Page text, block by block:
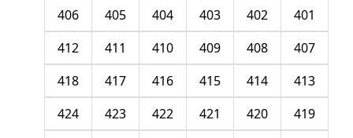
401
402
403
404
405
406
407
408
409
410
411
412
413
414
415
416
417
418
419
420
421
422
423
424